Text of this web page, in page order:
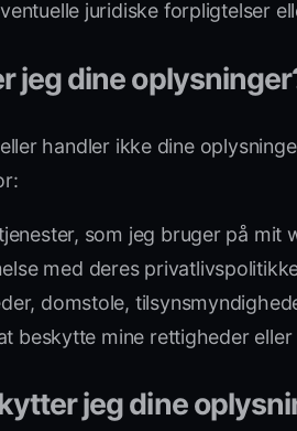
juridiske forpligtelser
jeg dine
handler ikke dine
som jeg bruger på mit
med deres
domstole,
beskytte mine rettigheder eller
jeg dine